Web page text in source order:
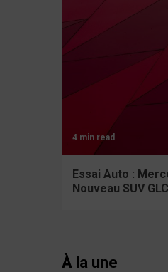
4 min read
Essai Auto :
Nouveau SUV GLC
À la une